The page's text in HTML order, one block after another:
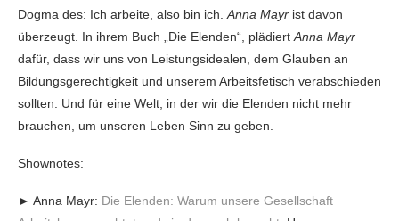
Dogma des: Ich arbeite, also bin ich. Anna Mayr ist davon
überzeugt. In ihrem Buch „Die Elenden“, plädiert Anna Mayr
dafür, dass wir uns von Leistungsidealen, dem Glauben an
Bildungsgerechtigkeit und unserem Arbeitsfetisch verabschieden
sollten. Und für eine Welt, in der wir die Elenden nicht mehr
brauchen, um unseren Leben Sinn zu geben.
Shownotes:
► Anna Mayr: Die Elenden: Warum unsere Gesellschaft